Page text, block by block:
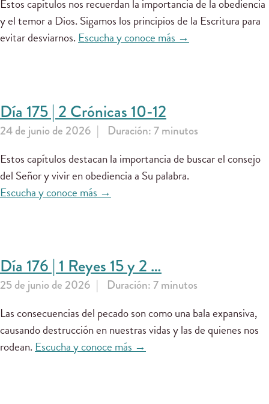
Estos capítulos nos recuerdan la importancia de la obediencia
y el temor a Dios. Sigamos los principios de la Escritura para
evitar desviarnos.Escucha y conoce más →
Día 175 | 2 Crónicas 10-12
24 de junio de 2026 Duración: 7 minutos
Estos capítulos destacan la importancia de buscar el consejo
del Señor y vivir en obediencia a Su palabra.
Escucha y conoce más →
Día 176 | 1 Reyes 15 y 2 …
25 de junio de 2026 Duración: 7 minutos
Las consecuencias del pecado son como una bala expansiva,
causando destrucción en nuestras vidas y las de quienes nos
rodean.Escucha y conoce más →